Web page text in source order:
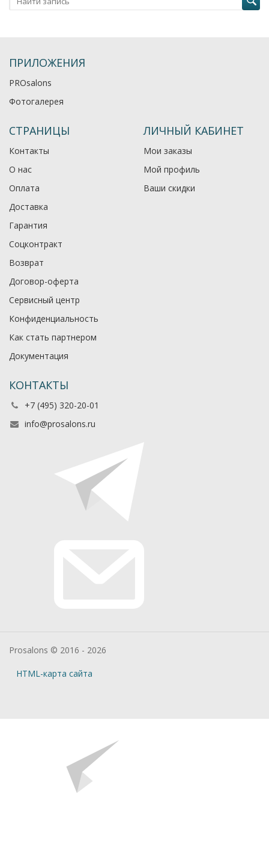
ПРИЛОЖЕНИЯ
PROsalons
Фотогалерея
СТРАНИЦЫ
Контакты
О нас
Оплата
Доставка
Гарантия
Соцконтракт
Возврат
Договор-оферта
Сервисный центр
Конфиденциальность
Как стать партнером
Документация
ЛИЧНЫЙ КАБИНЕТ
Мои заказы
Мой профиль
Ваши скидки
КОНТАКТЫ
+7 (495) 320-20-01
info@prosalons.ru
Prosalons © 2016 - 2026
HTML-карта сайта